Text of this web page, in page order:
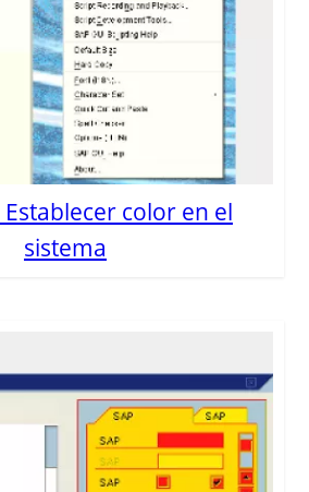
Establecer color en el
sistema